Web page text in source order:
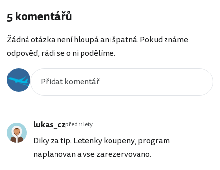
5 komentářů
Žádná otázka není hloupá ani špatná. Pokud známe
odpověď, rádi se o ni podělíme.
lukas_czpřed 11 lety
Diky za tip. Letenky koupeny, program
naplanovan a vse zarezervovano.